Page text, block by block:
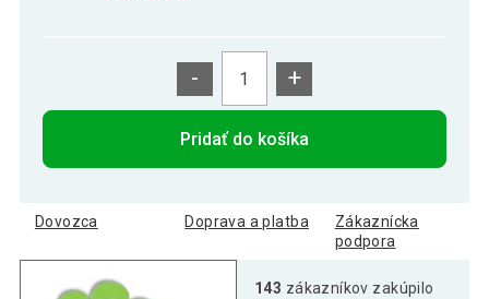
- +
Pridať do košíka
Dovozca Doprava a platba
Zákaznícka
podpora
143 zákazníkov zakúpilo